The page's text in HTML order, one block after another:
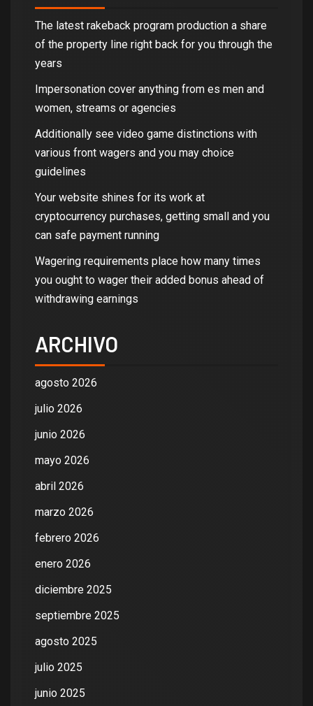
The latest rakeback program production a share
of the property line right back for you through the
years
Impersonation cover anything from es men and
women, streams or agencies
Additionally see video game distinctions with
various front wagers and you may choice
guidelines
Your website shines for its work at
cryptocurrency purchases, getting small and you
can safe payment running
Wagering requirements place how many times
you ought to wager their added bonus ahead of
withdrawing earnings
ARCHIVO
agosto 2026
julio 2026
junio 2026
mayo 2026
abril 2026
marzo 2026
febrero 2026
enero 2026
diciembre 2025
septiembre 2025
agosto 2025
julio 2025
junio 2025